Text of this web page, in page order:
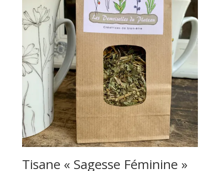
Tisane « Sagesse Féminine »